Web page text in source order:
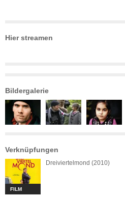
Hier streamen
Bildergalerie
Verknüpfungen
FILM
Dreiviertelmond (2010)